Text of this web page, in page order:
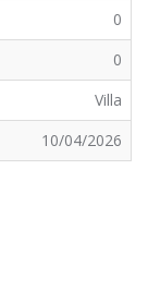
0
0
Villa
10/04/2026